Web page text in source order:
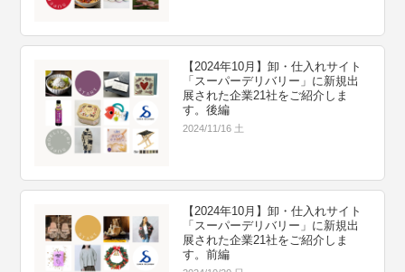
【2024年10月】卸・仕入れサイト
「スーパーデリバリー」に新規出
展された企業21社をご紹介しま
す。後編
2024/11/16 土
【2024年10月】卸・仕入れサイト
「スーパーデリバリー」に新規出
展された企業21社をご紹介しま
す。前編